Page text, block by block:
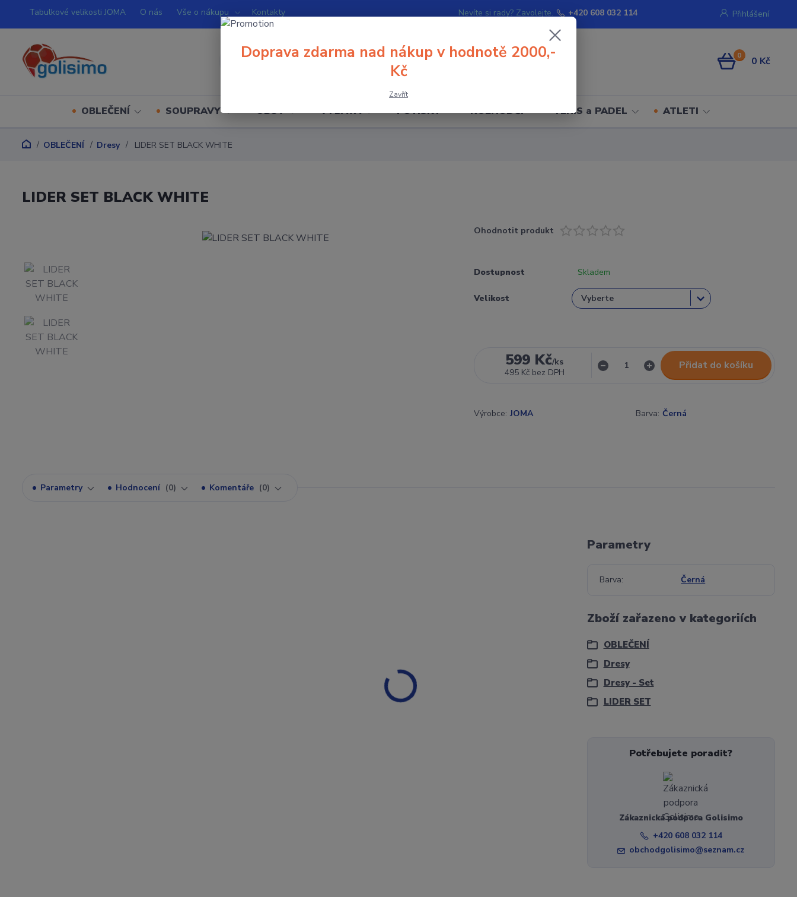
Tabulkové velikosti JOMA O nás Vše o nákupu Kontakty Přihlášení
Hledat
Nevíte si rady? Zavolejte. +420 608 032 114
0 0 Kč
OBLEČENÍ SOUPRAVY OBUV VÝBAVA POTISKY ROZHODČÍ TENIS a PADEL ATLETI
OBLEČENÍ Dresy LIDER SET BLACK WHITE
LIDER SET BLACK WHITE
Ohodnotit produkt
Dostupnost Skladem
Velikost
599 Kč/ks
495 Kč bez DPH
Přidat do košíku
Výrobce: JOMA Barva: Černá
Parametry Hodnocení 0 Komentáře 0
Parametry
Barva Černá
Zboží zařazeno v kategoriích
OBLEČENÍ
Dresy
Dresy - Set
LIDER SET
Potřebujete poradit?
Zákaznická podpora Golisimo
+420 608 032 114
obchodgolisimo@seznam.cz
Doprava zdarma nad nákup v hodnotě 2000,-
Kč
Zavřít